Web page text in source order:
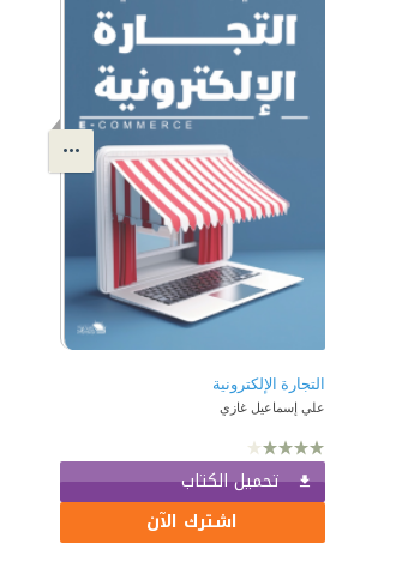
التجارة الإلكترونية
علي إسماعيل غازي
تحميل الكتاب
اشترك الآن